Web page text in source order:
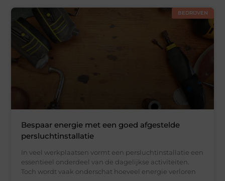
BEDRIJVEN
Bespaar energie met een goed afgestelde
persluchtinstallatie
In veel werkplaatsen vormt een persluchtinstallatie een
essentieel onderdeel van de dagelijkse activiteiten.
Toch wordt vaak onderschat hoeveel energie verloren